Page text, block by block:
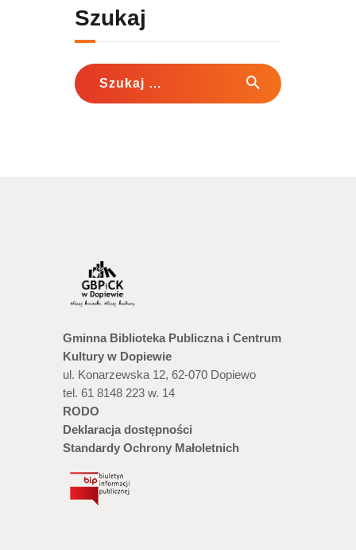
Szukaj
Szukaj:
Gminna Biblioteka Publiczna i Centrum
Kultury w Dopiewie
ul. Konarzewska 12, 62-070 Dopiewo
tel. 61 8148 223 w. 14
RODO
Deklaracja dostępności
Standardy Ochrony Małoletnich